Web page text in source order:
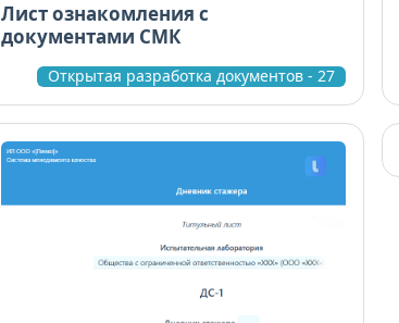
Лист ознакомления с
документами СМК
Открытая разработка документов - 27